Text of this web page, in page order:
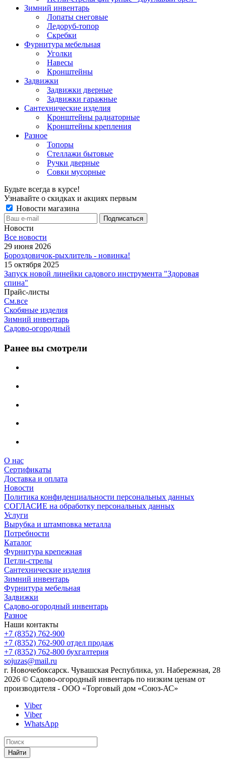
Зимний инвентарь
Лопаты снеговые
Ледоруб-топор
Скребки
Фурнитура мебельная
Уголки
Навесы
Кронштейны
Задвижки
Задвижки дверные
Задвижки гаражные
Сантехнические изделия
Кронштейны радиаторные
Кронштейны крепления
Разное
Топоры
Стеллажи бытовые
Ручки дверные
Совки мусорные
Будьте всегда в курсе!
Узнавайте о скидках и акциях первым
Новости магазина
Новости
Все новости
29 июня 2026
Бороздовичок-рыхлитель - новинка!
15 октября 2025
Запуск новой линейки садового инструмента "Здоровая
спина"
Прайс-листы
См.все
Скобяные изделия
Зимний инвентарь
Садово-огородный
Ранее вы смотрели
О нас
Сертификаты
Доставка и оплата
Новости
Политика конфиденциальности персональных данных
СОГЛАСИЕ на обработку персональных данных
Услуги
Вырубка и штамповка металла
Потребности
Каталог
Фурнитура крепежная
Петли-стрелы
Сантехнические изделия
Зимний инвентарь
Фурнитура мебельная
Задвижки
Садово-огородный инвентарь
Разное
Наши контакты
+7 (8352) 762-900
+7 (8352) 762-900 отдел продаж
+7 (8352) 762-800 бухгалтерия
sojuzas@mail.ru
г. Новочебоксарск. Чувашская Республика, ул. Набережная, 28
2026 © Садово-огородный инвентарь по низким ценам от
производителя - ООО «Торговый дом «Союз-АС»
Viber
Viber
WhatsApp
Найти